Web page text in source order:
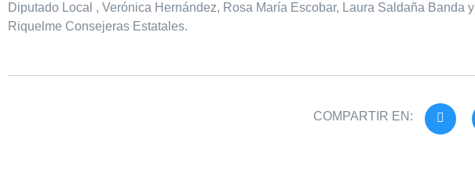
Diputado Local , Verónica Hernández, Rosa María Escobar, Laura Saldaña Banda
Riquelme Consejeras Estatales.
COMPARTIR EN: